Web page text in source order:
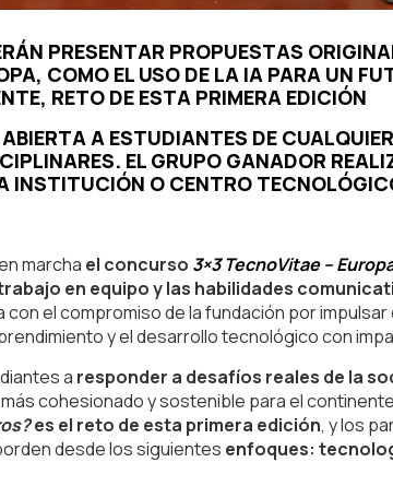
PRESENTAR PROPUESTAS
COMO EL USO DE LA IA PARA UN
RETO DE ESTA PRIMERA EDICIÓN
A ESTUDIANTES DE
EL GRUPO GANADOR
INSTITUCIÓN O CENTRO
marcha el concurso 3×3 TecnoVitae –
en equipo y las habilidades
con el compromiso de la fundación por
y el desarrollo tecnológico con
a responder a desafíos reales de la
cohesionado y sostenible para el
es el reto de esta primera edición, y los
desde los siguientes enfoques: